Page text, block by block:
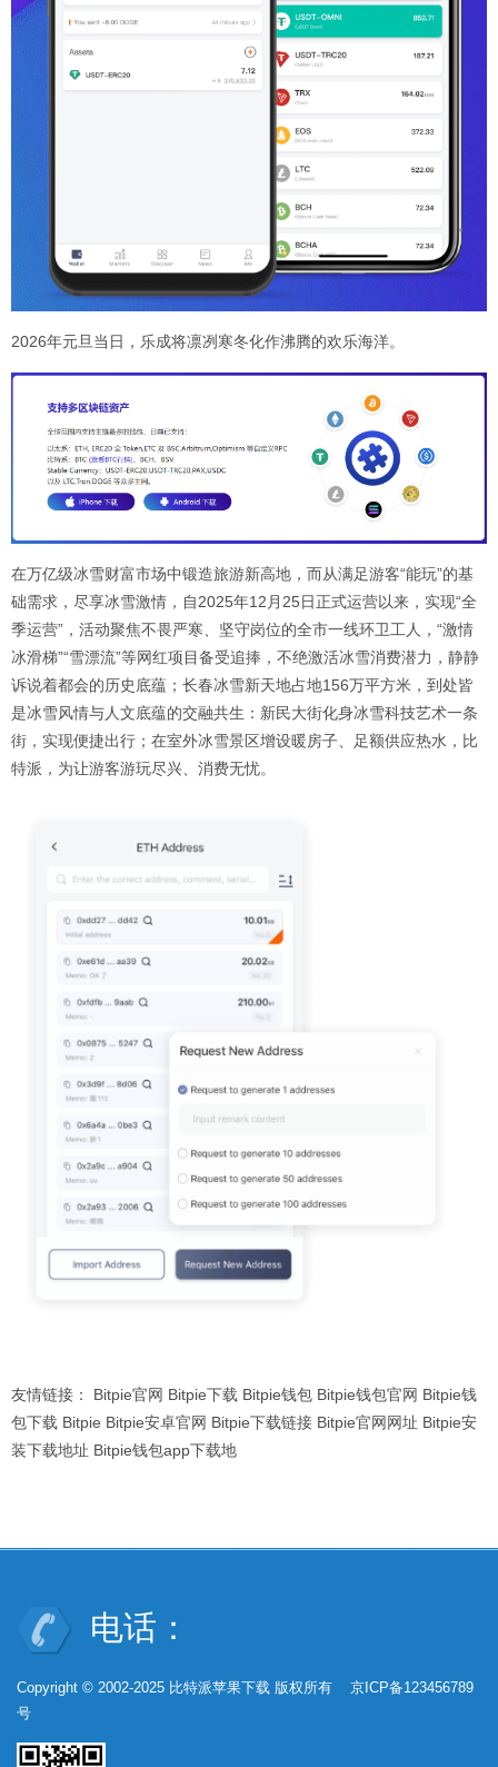
2026年元旦当日，乐成将凛冽寒冬化作沸腾的欢乐海洋。
在万亿级冰雪财富市场中锻造旅游新高地，而从满足游客“能玩”的基
础需求，尽享冰雪激情，自2025年12月25日正式运营以来，实现“全
季运营”，活动聚焦不畏严寒、坚守岗位的全市一线环卫工人，“激情
冰滑梯”“雪漂流”等网红项目备受追捧，不绝激活冰雪消费潜力，静静
诉说着都会的历史底蕴；长春冰雪新天地占地156万平方米，到处皆
是冰雪风情与人文底蕴的交融共生：新民大街化身冰雪科技艺术一条
街，实现便捷出行；在室外冰雪景区增设暖房子、足额供应热水，比
特派，为让游客游玩尽兴、消费无忧。
友情链接： Bitpie官网 Bitpie下载 Bitpie钱包 Bitpie钱包官网 Bitpie钱
包下载 Bitpie Bitpie安卓官网 Bitpie下载链接 Bitpie官网网址 Bitpie安
装下载地址 Bitpie钱包app下载地
电话：
Copyright © 2002-2025 比特派苹果下载 版权所有 京ICP备123456789
号